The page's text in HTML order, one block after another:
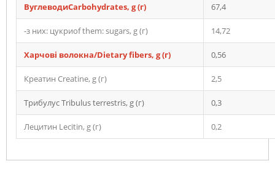
ВуглеводиCarbohydrates, g (г) 67,4
-з них: цукриof them: sugars, g (г) 14,72
Харчові волокна/Dietary fibers, g (г) 0,56
Креатин Creatine, g (г) 2,5
Трибулус Tribulus terrestris, g (г) 0,3
Лецитин Lecitin, g (г) 0,2